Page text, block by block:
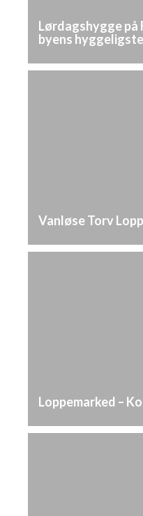
Lørdagshygge på
byens
Vanløse Torv
Loppemarked –